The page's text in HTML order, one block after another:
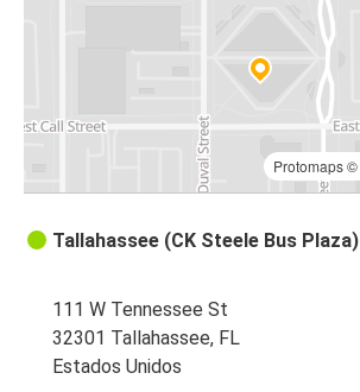
Protomaps©
Tallahassee (CK Steele Bus Plaza)
111 W Tennessee St
32301 Tallahassee, FL
Estados Unidos